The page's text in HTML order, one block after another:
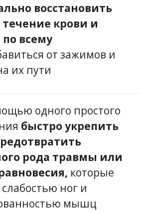
восстановить
течение крови и
всему
от зажимов и
их пути
одного простого
быстро укрепить
рода травмы или
которые
ног и
мышц